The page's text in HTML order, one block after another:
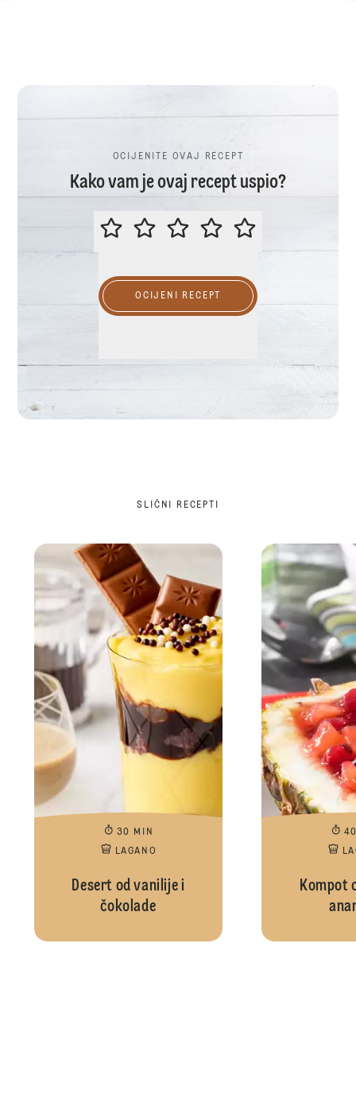
OCIJENITE OVAJ RECEPT
Kako vam je ovaj recept uspio?
OCIJENITE OVAJ RECEPT
OCIJENI RECEPT
SLIČNI RECEPTI
30 MIN
LAGANO
Desert od vanilije i
čokolade
Kompot